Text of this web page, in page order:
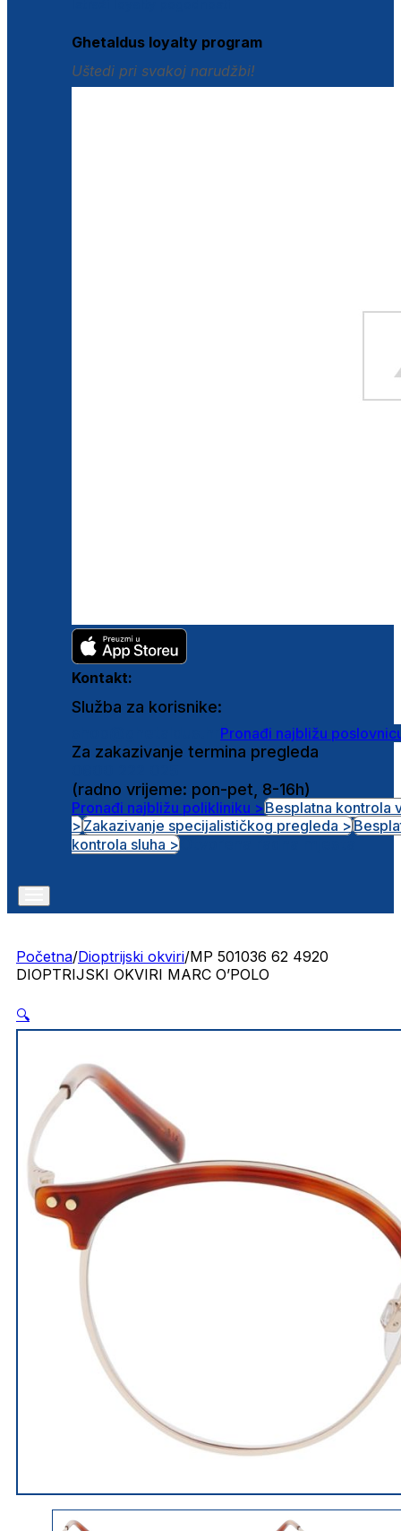
Ghetaldus loyalty program
Uštedi pri svakoj narudžbi!
Kontakt:
Služba za korisnike:
Pronađi najbližu
Za zakazivanje termina pregleda
(radno vrijeme: pon-pet, 8-16h)
Pronađi najbližu polikliniku >Besplatna kontrola
>Zakazivanje specijalističkog pregleda >
kontrola sluha >
Početna/Dioptrijski okviri/MP 501036 62 4920
DIOPTRIJSKI OKVIRI MARC O’POLO
🔍